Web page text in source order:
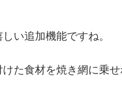
い追加機能ですね。
けた食材を焼き網に乗